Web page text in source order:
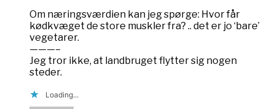
Om næringsværdien kan jeg spørge: Hvor får
kødkvæget de store muskler fra? .. det er jo ‘bare’
vegetarer.
———–
Jeg tror ikke, at landbruget flytter sig nogen
steder.
Loading...